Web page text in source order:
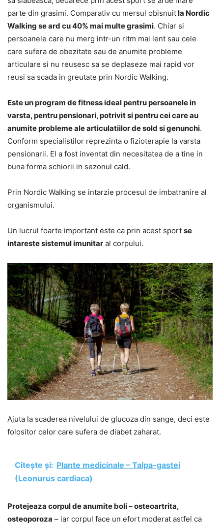
parte din grasimi. Comparativ cu mersul obisnuitla Nordic
Walking se ard cu 40% mai multe grasimi. Chiar si
persoanele care nu merg intr-un ritm mai lent sau cele
care sufera de obezitate sau de anumite probleme
articulare si nu reusesc sa se deplaseze mai rapid vor
reusi sa scada in greutate prin Nordic Walking.
Este un program de fitness ideal pentru persoanele in
varsta, pentru pensionari, potrivit si pentru cei care au
anumite probleme ale articulatiilor de sold si genunchi.
Conform specialistilor reprezinta o fizioterapie la varsta
pensionarii. El a fost inventat din necesitatea de a tine in
buna forma schiorii in sezonul cald.
Prin Nordic Walking se intarzie procesul de imbatranire al
organismului.
Un lucrul foarte important este ca prin acest sport se
intareste sistemul imunitar al corpului.
Ajuta la scaderea nivelului de glucoza din sange, deci este
folositor celor care sufera de diabet zaharat.
Citește și: Plante medicinale – Talpa-gastei
(Leonurus cardiaca)
Protejeaza corpul de anumite boli – osteoartrita,
osteoporoza – iar corpul face un efort moderat astfel ca